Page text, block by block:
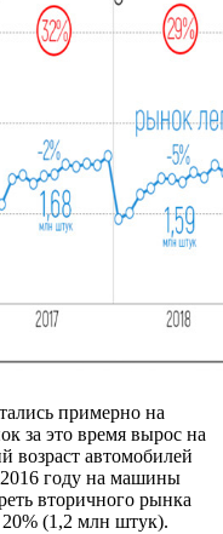
примерно на
за это время вырос на
возраст автомобилей
2016 году на машины
вторичного рынка
(1,2 млн штук).